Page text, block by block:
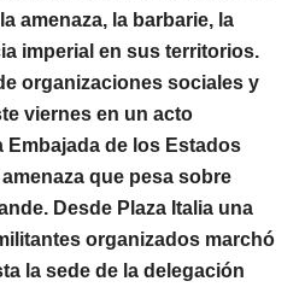
amenaza, la barbarie, la
imperial en sus territorios.
organizaciones sociales y
viernes en un acto
Embajada de los Estados
que pesa sobre
Desde Plaza Italia una
organizados marchó
la sede de la delegación